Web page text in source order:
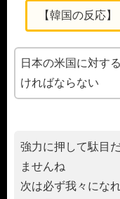
【韓国の反応】
日本の米国に対す
ければならない
強力に押して駄目
ませんね
次は必ず我々にな